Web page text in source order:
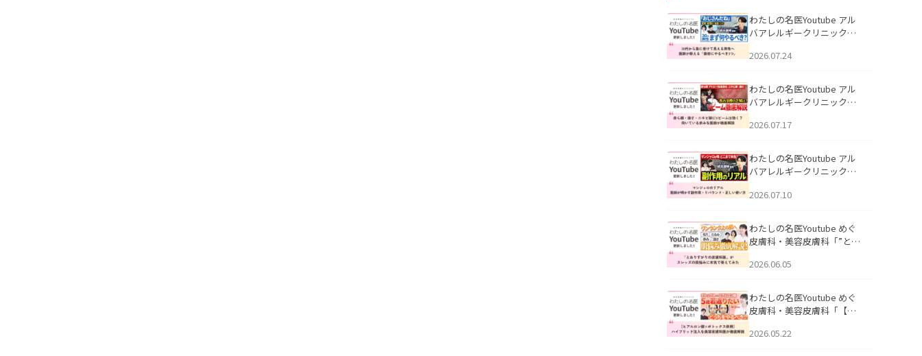
わたしの名医Youtube アル
バアレルギークリニック札
える男性へ｜医師が教える
公開いたしました。
2026.07.24
わたしの名医Youtube アル
バアレルギークリニック札
跡にVビームは効く？向いて
説」を公開いたしました。
2026.07.17
わたしの名医Youtube アル
バアレルギークリニック札
医師が明かす副作用・リバ
公開いたしました。
2026.07.10
わたしの名医Youtube めぐ
皮膚科・美容皮膚科「”とお
ッズの肌悩みに本気で答え
た。
2026.06.05
わたしの名医Youtube めぐ
皮膚科・美容皮膚科「【ヒ
用】ハイブリッド注入を美
2026.05.22